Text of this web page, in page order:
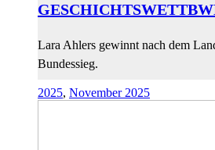
Lara Ahlers gewinnt nach dem
Bundessieg.
2025, November 2025